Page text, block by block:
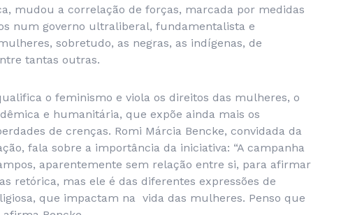
mudou a correlação de forças, marcada por medidas
num governo ultraliberal, fundamentalista e
sobretudo, as negras, as indígenas, de
tantas outras.
o feminismo e viola os direitos das mulheres, o
e humanitária, que expõe ainda mais os
de crenças. Romi Márcia Bencke, convidada da
fala sobre a importância da iniciativa: “A campanha
aparentemente sem relação entre si, para afirmar
retórica, mas ele é das diferentes expressões de
que impactam na vida das mulheres. Penso que